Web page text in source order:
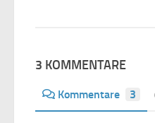
3 KOMMENTARE
Kommentare 3